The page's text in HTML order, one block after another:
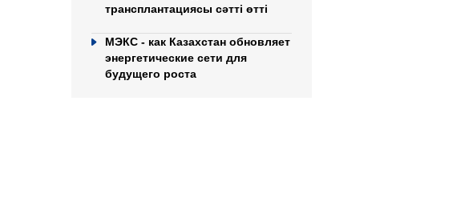
трансплантациясы сәтті өтті
МЭКС - как Казахстан обновляет
энергетические сети для
будущего роста